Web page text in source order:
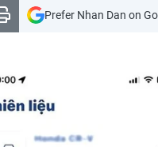
Prefer Nhan Dan on